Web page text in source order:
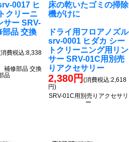
0017 ヒ
クリーニ
サー SRV-
部品 交換
費税込:8,338
修部品 交換
品
床の乾いたゴミの掃除
機がけに
ドライ用フロアノズル
srv-0001 ヒダカ シー
トクリーニング用リン
サー SRV-01C用別売
りアクセサリー
2,380円 (消費税込:2,618
円)
SRV-01C用別売りアクセサリ
ー